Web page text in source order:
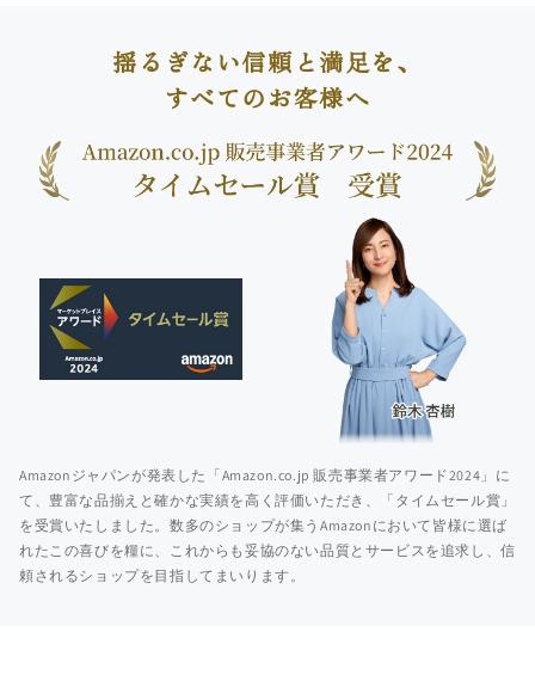
揺るぎない信頼と満足を、
すべてのお客様へ
Amazonジャパンが発表した「Amazon.co.jp 販売事業者アワード2024」に
て、豊富な品揃えと確かな実績を高く評価いただき、「タイムセール賞」
を受賞いたしました。数多のショップが集うAmazonにおいて皆様に選ば
れたこの喜びを糧に、これからも妥協のない品質とサービスを追求し、信
頼されるショップを目指してまいります。